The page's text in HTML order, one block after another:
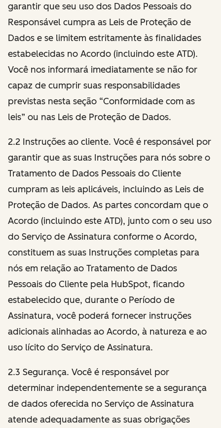
garantir que seu uso dos Dados Pessoais do
Responsável cumpra as Leis de Proteção de
Dados e se limitem estritamente às finalidades
estabelecidas no Acordo (incluindo este ATD).
Você nos informará imediatamente se não for
capaz de cumprir suas responsabilidades
previstas nesta seção “Conformidade com as
leis” ou nas Leis de Proteção de Dados.
2.2 Instruções ao cliente. Você é responsável por
garantir que as suas Instruções para nós sobre o
Tratamento de Dados Pessoais do Cliente
cumpram as leis aplicáveis, incluindo as Leis de
Proteção de Dados. As partes concordam que o
Acordo (incluindo este ATD), junto com o seu uso
do Serviço de Assinatura conforme o Acordo,
constituem as suas Instruções completas para
nós em relação ao Tratamento de Dados
Pessoais do Cliente pela HubSpot, ficando
estabelecido que, durante o Período de
Assinatura, você poderá fornecer instruções
adicionais alinhadas ao Acordo, à natureza e ao
uso lícito do Serviço de Assinatura.
2.3 Segurança. Você é responsável por
determinar independentemente se a segurança
de dados oferecida no Serviço de Assinatura
atende adequadamente as suas obrigações